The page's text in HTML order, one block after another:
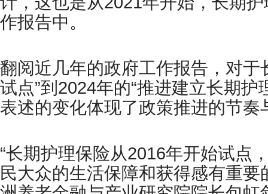
作报告中。
翻阅近几年的政府工作报告，对
试点”到2024年的“推进建立长期
表述的变化体现了政策推进的节
“长期护理保险从2016年开始试点
民大众的生活保障和获得感有重